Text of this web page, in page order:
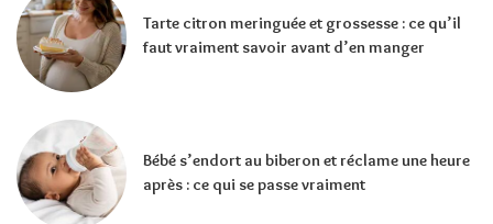
Tarte citron meringuée et grossesse : ce qu’il
faut vraiment savoir avant d’en manger
Bébé s’endort au biberon et réclame une heure
après : ce qui se passe vraiment